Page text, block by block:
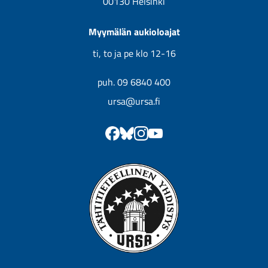
Myymälän aukioloajat
ti, to ja pe klo 12-16
puh. 09 6840 400
ursa@ursa.fi